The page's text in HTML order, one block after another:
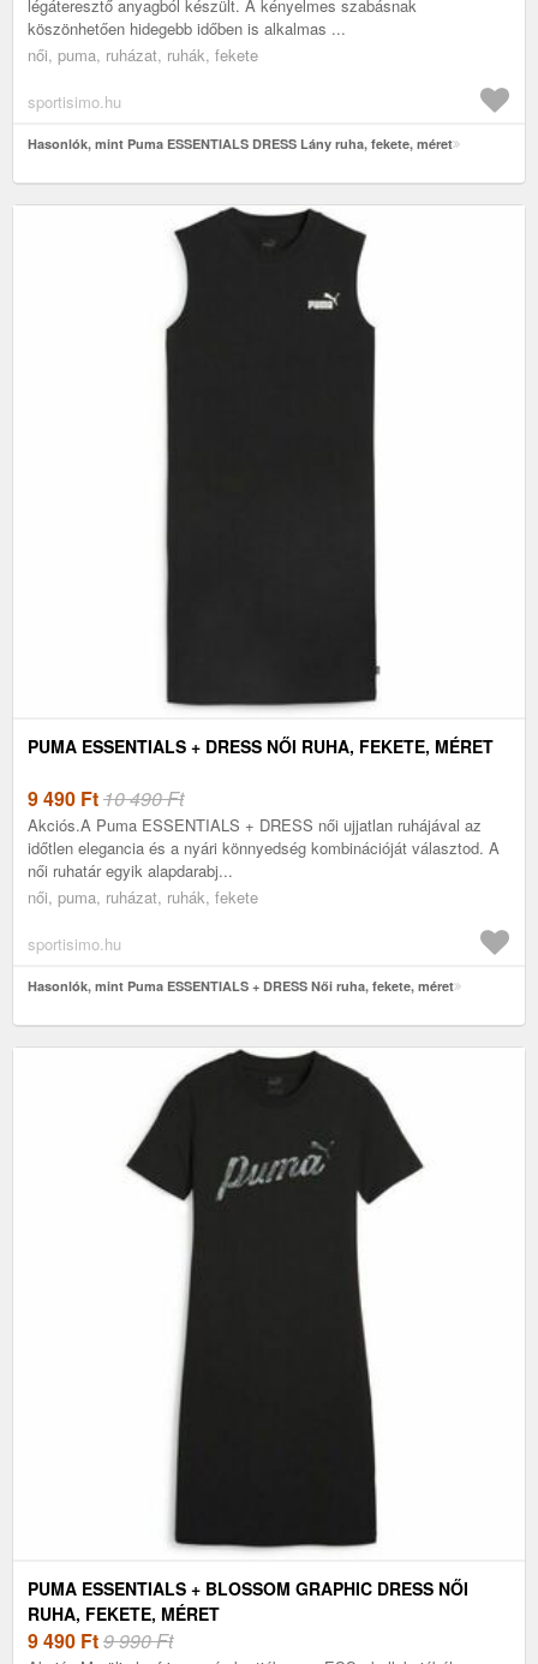
légáteresztő anyagból készült. A kényelmes szabásnak
köszönhetően hidegebb időben is alkalmas ...
női, puma, ruházat, ruhák, fekete
sportisimo.hu
Hasonlók, mint Puma ESSENTIALS DRESS Lány ruha, fekete, méret
PUMA ESSENTIALS + DRESS NŐI RUHA, FEKETE, MÉRET
9 490 Ft10 490 Ft
Akciós.A Puma ESSENTIALS + DRESS női ujjatlan ruhájával az
időtlen elegancia és a nyári könnyedség kombinációját választod. A
női ruhatár egyik alapdarabj...
női, puma, ruházat, ruhák, fekete
sportisimo.hu
Hasonlók, mint Puma ESSENTIALS + DRESS Női ruha, fekete, méret
PUMA ESSENTIALS + BLOSSOM GRAPHIC DRESS NŐI
RUHA, FEKETE, MÉRET
9 490 Ft9 990 Ft